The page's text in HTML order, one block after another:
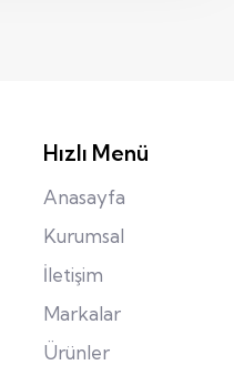
Hızlı Menü
Anasayfa
Kurumsal
İletişim
Markalar
Ürünler